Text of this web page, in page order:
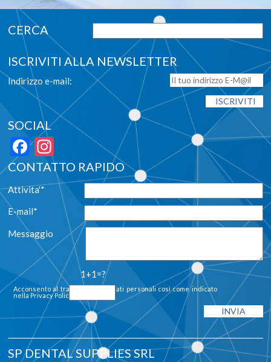
ISCRIVITI ALLA NEWSLETTER
Indirizzo e-mail:
SOCIAL
Facebook
Instagram
CONTATTO RAPIDO
Attivita'*
E-mail*
Messaggio
1+1=?
Acconsento al trattamento dei dati personali così come indicato
nella Privacy Policy
SP DENTAL SUPPLIES SRL